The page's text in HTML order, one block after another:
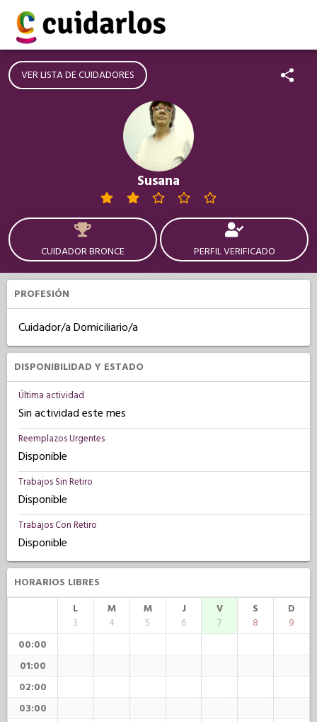
VER LISTA DE CUIDADORES
Susana
CUIDADOR BRONCE PERFIL VERIFICADO
PROFESIÓN
Cuidador/a Domiciliario/a
DISPONIBILIDAD Y ESTADO
Última actividad
Sin actividad este mes
Reemplazos Urgentes
Disponible
Trabajos Sin Retiro
Disponible
Trabajos Con Retiro
Disponible
HORARIOS LIBRES
L
3
M
4
M
5
J
6
V
7
S
8
D
9
00:00
01:00
02:00
03:00